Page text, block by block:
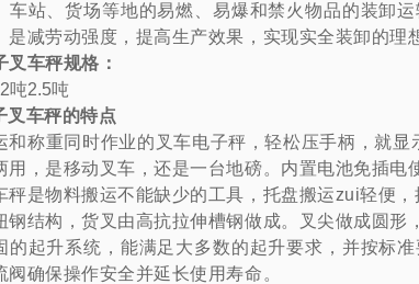
车站、货场等地的易燃、易爆和禁火物品的装卸
是减劳动强度，提高生产效果，实现实全装卸的理
叉车秤规格：
2吨2.5吨
叉车秤的特点
和称重同时作业的叉车电子秤，轻松压手柄，就
用，是移动叉车，还是一台地磅。 内置电池免插电
秤是物料搬运不能缺少的工具，托盘搬运zui轻便，
钢结构，货叉由高抗拉伸槽钢做成。叉尖做成圆形
的起升系统，能满足大多数的起升要求，并按标
阀确保操作安全并延长使用寿命。